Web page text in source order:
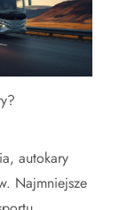
autokary
Najmniejsze